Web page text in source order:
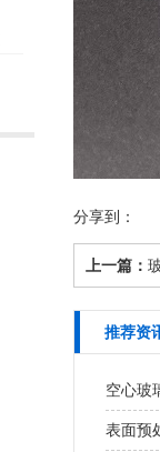
分享到：
上一篇：
推荐资
空心玻
表面预